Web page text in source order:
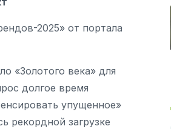
2025» от портала
«Золотого века» для
долгое время
упущенное»
рекордной загрузке